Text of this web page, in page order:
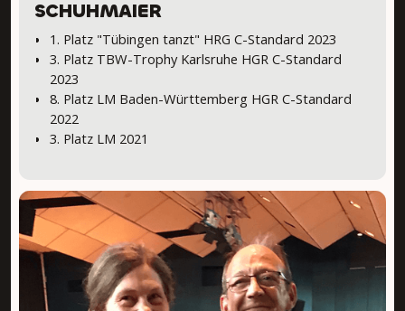
SCHUHMAIER
1. Platz "Tübingen tanzt" HRG C-Standard 2023
3. Platz TBW-Trophy Karlsruhe HGR C-Standard
2023
8. Platz LM Baden-Württemberg HGR C-Standard
2022
3. Platz LM 2021